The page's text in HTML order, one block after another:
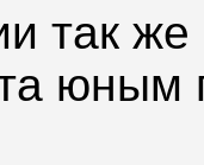
так
юным